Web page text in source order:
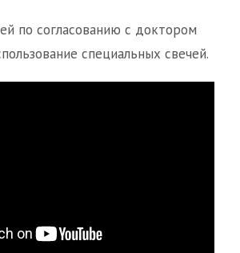
по согласованию с доктором
специальных свечей.